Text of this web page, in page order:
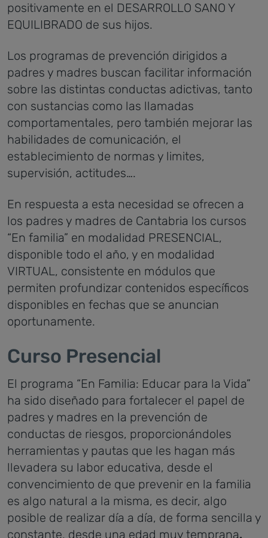
positivamente en el DESARROLLO SANO Y
EQUILIBRADO de sus hijos.
Los programas de prevención dirigidos a
padres y madres buscan facilitar información
sobre las distintas conductas adictivas, tanto
con sustancias como las llamadas
comportamentales, pero también mejorar las
habilidades de comunicación, el
establecimiento de normas y limites,
supervisión, actitudes….
En respuesta a esta necesidad se ofrecen a
los padres y madres de Cantabria los cursos
“En familia” en modalidad PRESENCIAL,
disponible todo el año, y en modalidad
VIRTUAL, consistente en módulos que
permiten profundizar contenidos específicos
disponibles en fechas que se anuncian
oportunamente.
Curso Presencial
El programa “En Familia: Educar para la Vida”
ha sido diseñado para fortalecer el papel de
padres y madres en la prevención de
conductas de riesgos, proporcionándoles
herramientas y pautas que les hagan más
llevadera su labor educativa, desde el
convencimiento de que prevenir en la familia
es algo natural a la misma, es decir, algo
posible de realizar día a día, de forma sencilla y
constante, desde una edad muy temprana.